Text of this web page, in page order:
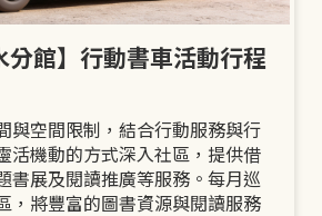
分館】行動書車活動行程
與空間限制，結合行動服務與行
活機動的方式深入社區，提供借
書展及閱讀推廣等服務。每月巡
，將豐富的圖書資源與閱讀服務